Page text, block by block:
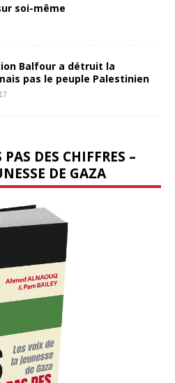
soi-même
Balfour a détruit la
pas le peuple Palestinien
DES CHIFFRES –
DE GAZA